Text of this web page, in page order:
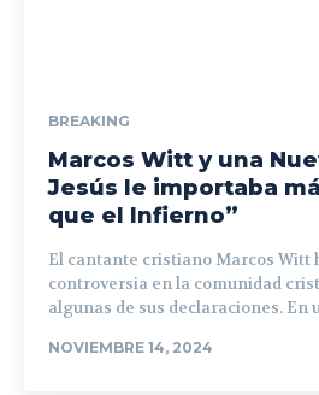
BREAKING
Marcos Witt y una
Jesús le importaba
que el Infierno”
El cantante cristiano Marcos Witt
controversia en la comunidad
algunas de sus declaraciones. En
NOVIEMBRE 14, 2024